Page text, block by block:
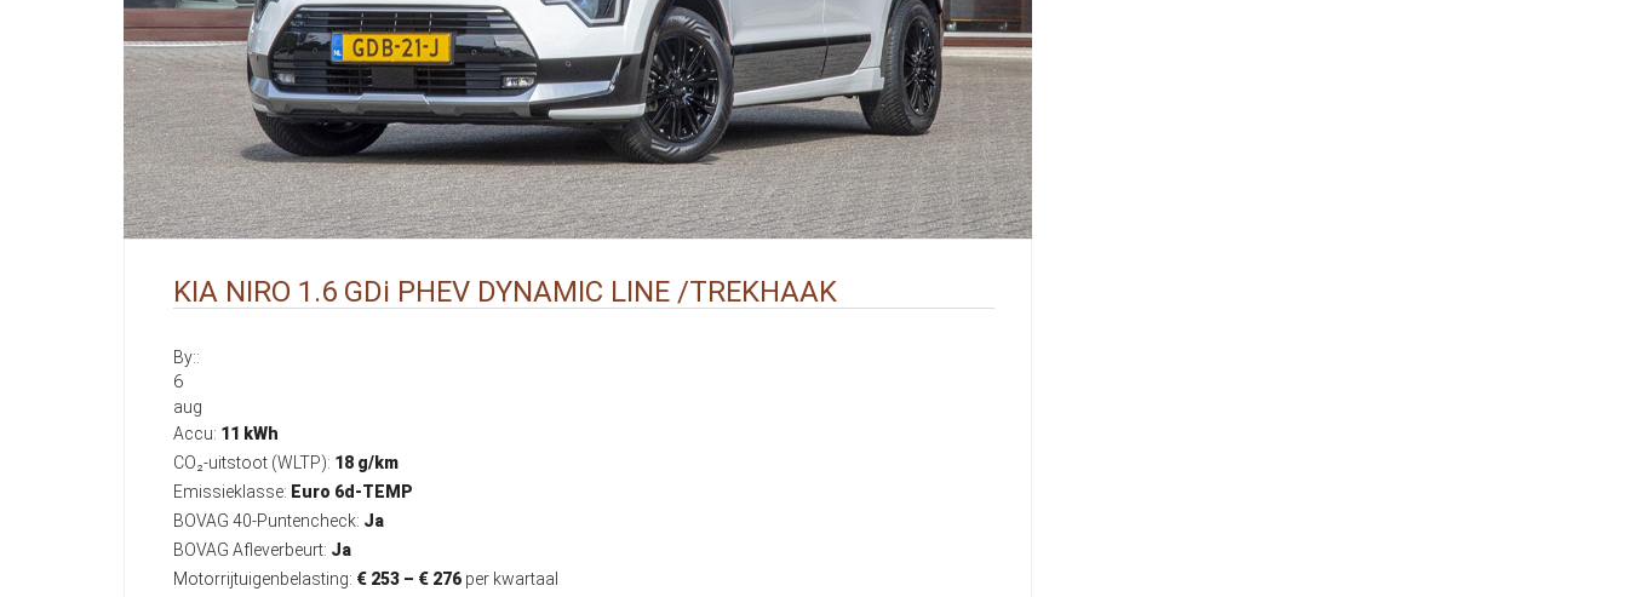
KIA NIRO 1.6 GDi PHEV DYNAMIC LINE /TREKHAAK
By::
6
aug
Accu: 11 kWh
CO₂-uitstoot (WLTP): 18 g/km
Emissieklasse: Euro 6d-TEMP
BOVAG 40-Puntencheck: Ja
BOVAG Afleverbeurt: Ja
Motorrijtuigenbelasting: € 253 – € 276 per kwartaal